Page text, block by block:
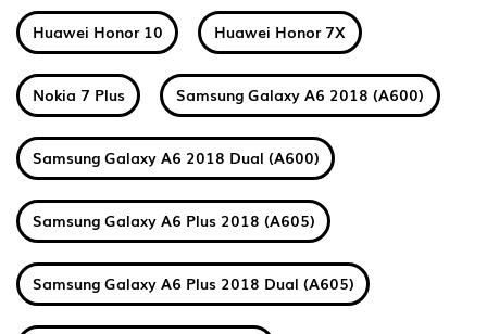
Huawei Honor 10 Huawei Honor 7X
Nokia 7 Plus Samsung Galaxy A6 2018 (A600)
Samsung Galaxy A6 2018 Dual (A600)
Samsung Galaxy A6 Plus 2018 (A605)
Samsung Galaxy A6 Plus 2018 Dual (A605)